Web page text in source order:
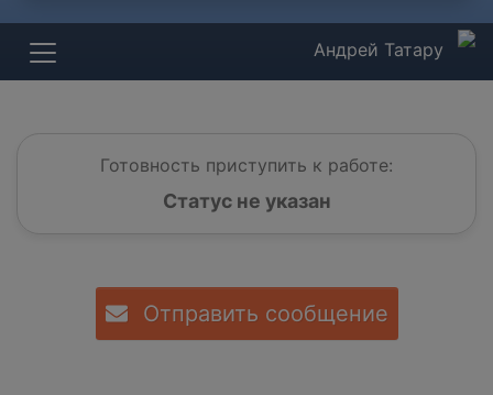
Андрей Татару
Готовность приступить к работе:
Статус не указан
Отправить сообщение